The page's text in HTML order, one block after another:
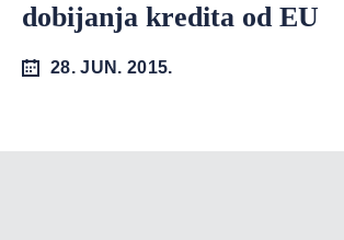
dobijanja kredita od EU
28. JUN. 2015.